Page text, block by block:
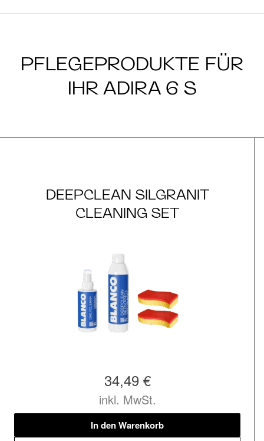
PFLEGEPRODUKTE FÜR
IHR ADIRA 6 S
DEEPCLEAN SILGRANIT
CLEANING SET
34,49 €
inkl. MwSt.
In den Warenkorb